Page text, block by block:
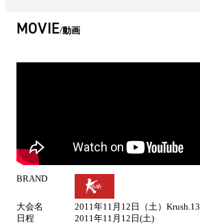
MOVIE 動画
BRAND
大会名
2011年11月12日（土）Krush.13
日程
2011年11月12日(土)